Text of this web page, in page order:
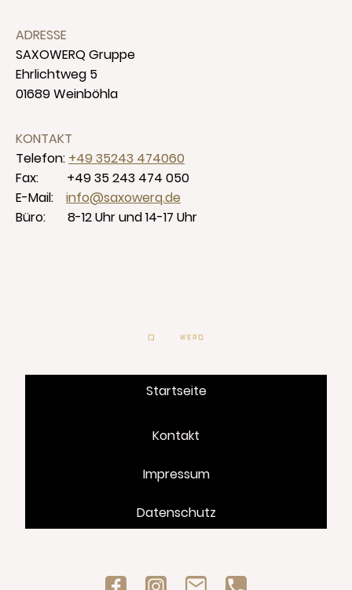
KONTAKT
Telefon: +49 35243 474060
Fax: +49 35 243 474 050
E-Mail: info@saxowerq.de
Büro: 8-12 Uhr und 14-17 Uhr
ADRESSE
SAXOWERQ Gruppe
Ehrlichtweg 5
01689 Weinböhla
Startseite
Unternehmen
Neubau
Kontakt
Impressum
Datenschutz